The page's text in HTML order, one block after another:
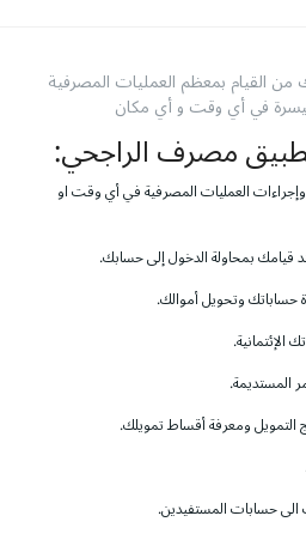
القيام بمعظم العمليات المصرفية
في أي وقت و أي مكان
مصرف الراجحي:
العمليات المصرفية في أي وقت او
قيامك بمحاولة الدخول إلى حسابك.
حساباتك وتحويل أموالك.
الإئتمانية.
المستديمة.
ومعرفة أقساط تمويلك.
حسابات المستفيدين.